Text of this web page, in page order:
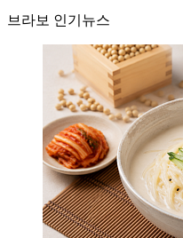
브라보 인기뉴스